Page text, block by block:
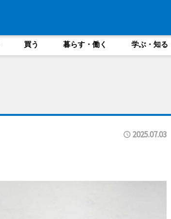
買う 暮らす・働く 学ぶ・知る
2025.07.03